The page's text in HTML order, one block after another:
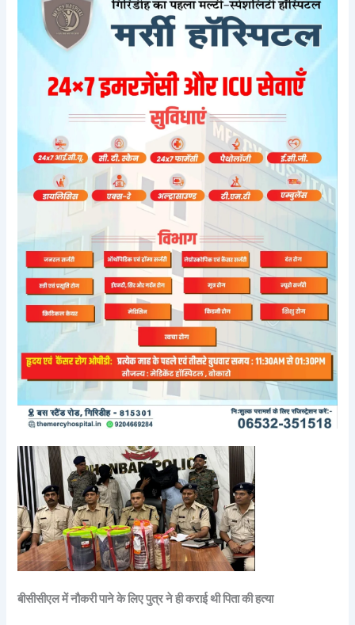
बीसीसीएल में नौकरी पाने के लिए पुत्र ने ही कराई थी पिता की हत्या